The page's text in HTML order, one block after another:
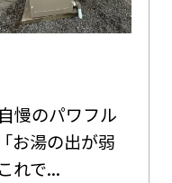
慢のパワフル
お湯の出が弱
れで...